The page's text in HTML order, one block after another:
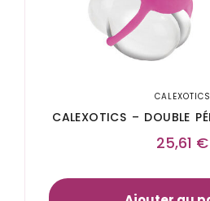
CALEXOTICS
CALEXOTICS – DOUBLE
25,61 €